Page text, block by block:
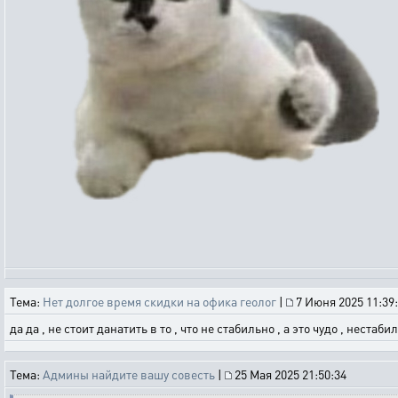
Тема: Нет долгое время скидки на офика геолог | 7 Июня 2025
да да , не стоит данатить в то , что не стабильно , а это чудо ,
Тема: Админы найдите вашу совесть | 25 Мая 2025 21:50:34